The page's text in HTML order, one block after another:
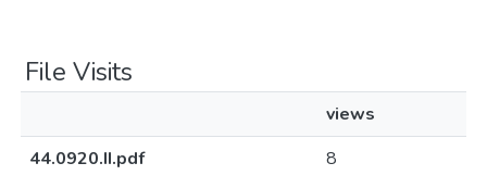
File Visits
views
44.0920.II.pdf
8